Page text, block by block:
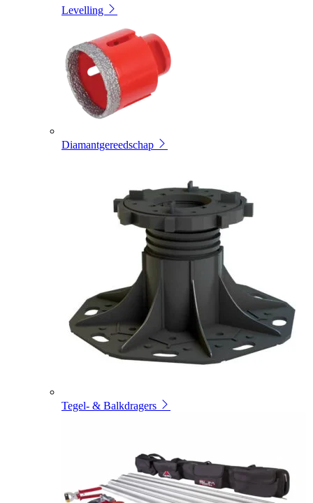
Levelling
Diamantgereedschap
Tegel- & Balkdragers